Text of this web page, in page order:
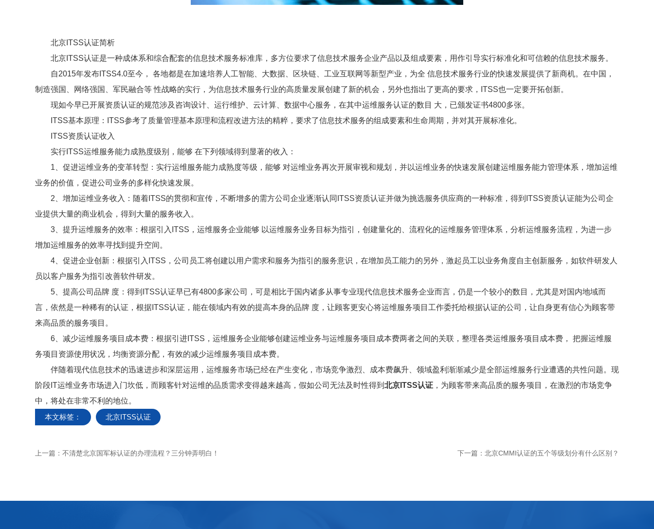
北京ITSS认证简析
北京ITSS认证是一种成体系和综合配套的信息技术服务标准库，多方位要求了信息技术服务企业产品以及组成要素，用作引导实行标准化和可信赖的信息技术服务。
自2015年发布ITSS4.0至今， 各地都是在加速培养人工智能、大数据、区块链、工业互联网等新型产业，为全 信息技术服务行业的快速发展提供了新商机。在中国，
制造强国、网络强国、军民融合等 性战略的实行，为信息技术服务行业的高质量发展创建了新的机会，另外也指出了更高的要求，ITSS也一定要开拓创新。
现如今早已开展资质认证的规范涉及咨询设计、运行维护、云计算、数据中心服务，在其中运维服务认证的数目 大，已颁发证书4800多张。
ITSS基本原理：ITSS参考了质量管理基本原理和流程改进方法的精粹，要求了信息技术服务的组成要素和生命周期，并对其开展标准化。
ITSS资质认证收入
实行ITSS运维服务能力成熟度级别，能够 在下列领域得到显著的收入：
1、促进运维业务的变革转型：实行运维服务能力成熟度等级，能够 对运维业务再次开展审视和规划，并以运维业务的快速发展创建运维服务能力管理体系，增加运维
业务的价值，促进公司业务的多样化快速发展。
2、增加运维业务收入：随着ITSS的贯彻和宣传，不断增多的需方公司企业逐渐认同ITSS资质认证并做为挑选服务供应商的一种标准，得到ITSS资质认证能为公司企
业提供大量的商业机会，得到大量的服务收入。
3、提升运维服务的效率：根据引入ITSS，运维服务企业能够 以运维服务业务目标为指引，创建量化的、流程化的运维服务管理体系，分析运维服务流程，为进一步
增加运维服务的效率寻找到提升空间。
4、促进企业创新：根据引入ITSS，公司员工将创建以用户需求和服务为指引的服务意识，在增加员工能力的另外，激起员工以业务角度自主创新服务，如软件研发人
员以客户服务为指引改善软件研发。
5、提高公司品牌 度：得到ITSS认证早已有4800多家公司，可是相比于国内诸多从事专业现代信息技术服务企业而言，仍是一个较小的数目，尤其是对国内地域而
言，依然是一种稀有的认证，根据ITSS认证，能在领域内有效的提高本身的品牌 度，让顾客更安心将运维服务项目工作委托给根据认证的公司，让自身更有信心为顾客带
来高品质的服务项目。
6、减少运维服务项目成本费：根据引进ITSS，运维服务企业能够创建运维业务与运维服务项目成本费两者之间的关联，整理各类运维服务项目成本费， 把握运维服
务项目资源使用状况，均衡资源分配，有效的减少运维服务项目成本费。
伴随着现代信息技术的迅速进步和深层运用，运维服务市场已经在产生变化，市场竞争激烈、成本费飙升、领域盈利渐渐减少是全部运维服务行业遭遇的共性问题。现
阶段IT运维业务市场进入门坎低，而顾客针对运维的品质需求变得越来越高，假如公司无法及时性得到 北京ITSS认证 ，为顾客带来高品质的服务项目，在激烈的市场竞争
中，将处在非常不利的地位。
本文标签：
北京ITSS认证
上一篇： 不清楚北京国军标认证的办理流程？三分钟弄明白！ 下一篇： 北京CMMI认证的五个等级划分有什么区别？